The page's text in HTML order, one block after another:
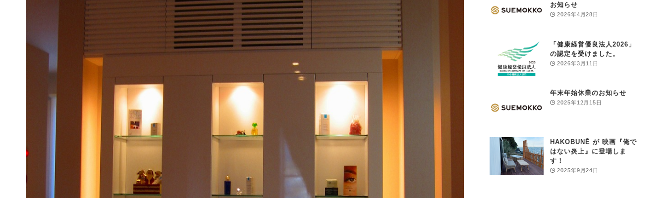
お知らせ
2026年4月28日
「健康経営優良法人2026」
の認定を受けました。
2026年3月11日
年末年始休業のお知らせ
2025年12月15日
HAKOBUNĒ が 映画『俺で
はない炎上』に登場しま
す！
2025年9月24日